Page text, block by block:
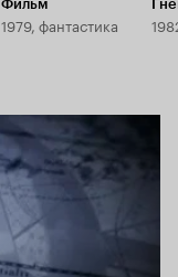
Фильм
1979, фантастика